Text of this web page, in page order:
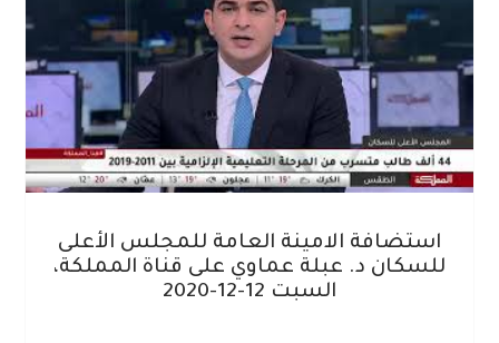
استضافة الامينة العامة للمجلس الأعلى
للسكان د. عبلة عماوي على قناة المملكة،
السبت 12-12-2020